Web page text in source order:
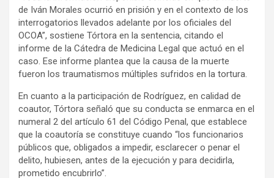
de Iván Morales ocurrió en prisión y en el contexto de los
interrogatorios llevados adelante por los oficiales del
OCOA”, sostiene Tórtora en la sentencia, citando el
informe de la Cátedra de Medicina Legal que actuó en el
caso. Ese informe plantea que la causa de la muerte
fueron los traumatismos múltiples sufridos en la tortura.
En cuanto a la participación de Rodríguez, en calidad de
coautor, Tórtora señaló que su conducta se enmarca en el
numeral 2 del artículo 61 del Código Penal, que establece
que la coautoría se constituye cuando “los funcionarios
públicos que, obligados a impedir, esclarecer o penar el
delito, hubiesen, antes de la ejecución y para decidirla,
prometido encubrirlo”.